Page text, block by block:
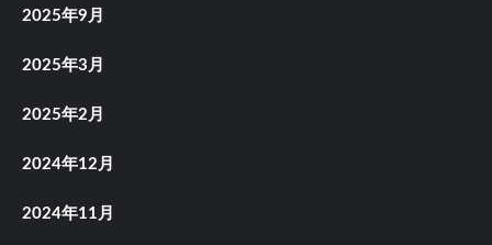
2025年9月
2025年3月
2025年2月
2024年12月
2024年11月